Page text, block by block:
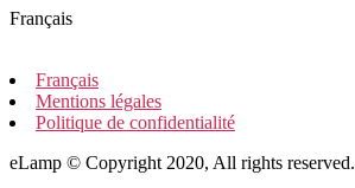
Français
Français
Mentions légales
Politique de confidentialité
eLamp © Copyright 2020, All rights reserved.